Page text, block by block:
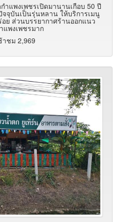
ำแพงเพชรเปิดมานานเกือบ 50 ปี
จุบันเป็นรุ่นหลาน ให้บริการเมนู
ย ส่วนบรรยากาศร้านออกแนว
พงเพชรมาก
าชม 2,969